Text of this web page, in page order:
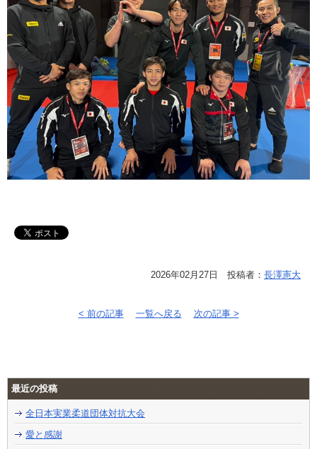
2026年02月27日 投稿者： 長澤憲大
< 前の記事 一覧へ戻る 次の記事 >
最近の投稿
全日本実業柔道団体対抗大会
愛と感謝